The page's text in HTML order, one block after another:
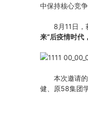
中保持核心竞
8月11日，
来“后疫情时代
本次邀请
健、原58集团